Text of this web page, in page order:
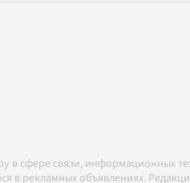
сфере связи, информационных
в рекламных объявлениях.